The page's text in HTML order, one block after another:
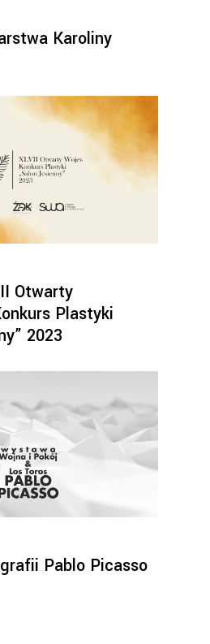
Karoliny
Otwarty
Plastyki
2023
Pablo Picasso